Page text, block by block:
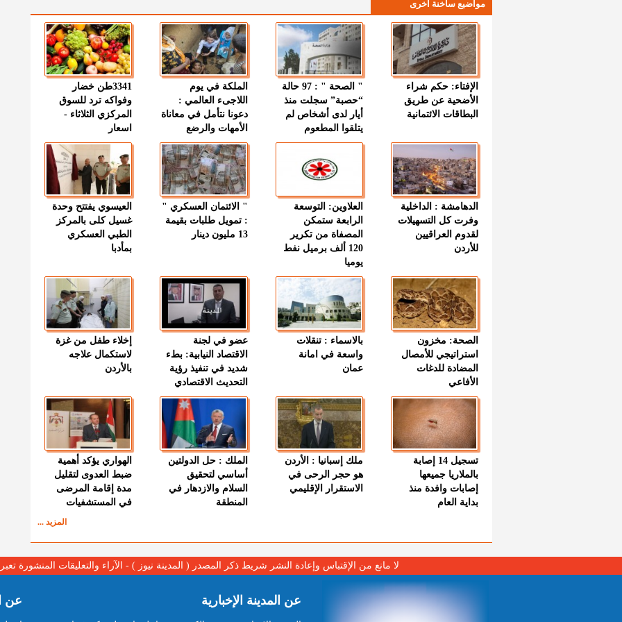
مواضيع ساخنة اخرى
الإفتاء: حكم شراء
الأضحية عن طريق
البطاقات الائتمانية
" الصحة " : 97 حالة
“حصبة” سجلت منذ
أيار لدى أشخاص لم
يتلقوا المطعوم
الملكة في يوم
اللاجىء العالمي :
دعونا نتأمل في معاناة
الأمهات والرضع
3341طن خضار
وفواكه ترد للسوق
المركزي الثلاثاء -
اسعار
الدهامشة : الداخلية
وفرت كل التسهيلات
لقدوم العراقيين
للأردن
العلاوين: التوسعة
الرابعة ستمكن
المصفاة من تكرير
120 ألف برميل نفط
يوميا
" الائتمان العسكري "
: تمويل طلبات بقيمة
13 مليون دينار
العيسوي يفتتح وحدة
غسيل كلى بالمركز
الطبي العسكري
بمأدبا
الصحة: مخزون
استراتيجي للأمصال
المضادة للدغات
الأفاعي
بالاسماء : تنقلات
واسعة في امانة
عمان
عضو في لجنة
الاقتصاد النيابية: بطء
شديد في تنفيذ رؤية
التحديث الاقتصادي
إخلاء طفل من غزة
لاستكمال علاجه
بالأردن
تسجيل 14 إصابة
بالملاريا جميعها
إصابات وافدة منذ
بداية العام
ملك إسبانيا : الأردن
هو حجر الرحى في
الاستقرار الإقليمي
الملك : حل الدولتين
أساسي لتحقيق
السلام والازدهار في
المنطقة
الهواري يؤكد أهمية
ضبط العدوى لتقليل
مدة إقامة المرضى
في المستشفيات
المزيد ...
لا مانع من الإقتباس وإعادة النشر شريط ذكر المصدر ( المدينة نيوز ) - الآراء والتعليقات المنشورة
عن المدينة الإخبارية عن